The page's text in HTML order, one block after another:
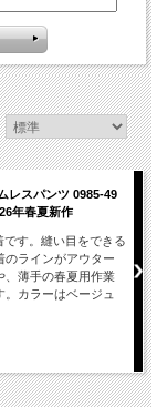
レスパンツ 0985-49
年春夏新作
す。縫い目をできる
のラインがアウター
、薄手の春夏用作業
カラーはベージュ